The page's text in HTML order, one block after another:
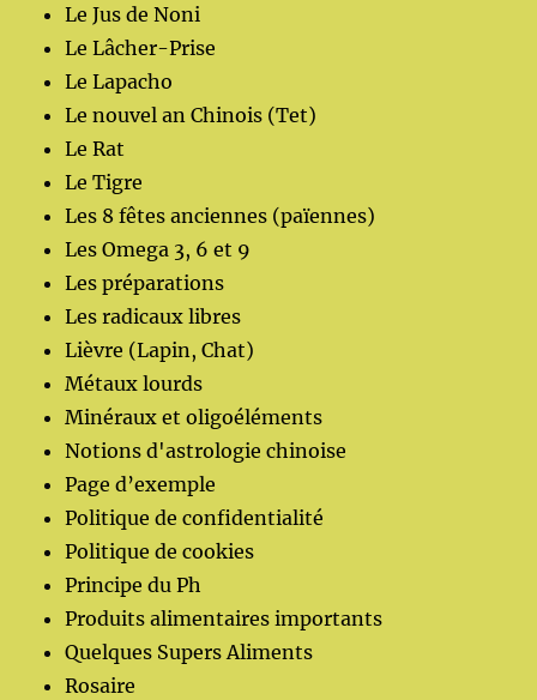
Le Jus de Noni
Le Lâcher-Prise
Le Lapacho
Le nouvel an Chinois (Tet)
Le Rat
Le Tigre
Les 8 fêtes anciennes (païennes)
Les Omega 3, 6 et 9
Les préparations
Les radicaux libres
Lièvre (Lapin, Chat)
Métaux lourds
Minéraux et oligoéléments
Notions d'astrologie chinoise
Page d’exemple
Politique de confidentialité
Politique de cookies
Principe du Ph
Produits alimentaires importants
Quelques Supers Aliments
Rosaire